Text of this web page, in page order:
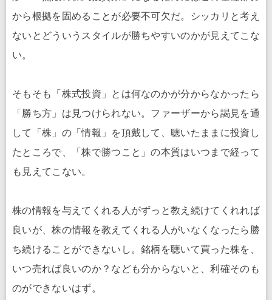
から根拠を固めることが必要不可欠だ。シッカリと考え
ないとどういうスタイルが勝ちやすいのかが見えてこな
い。
そもそも「株式投資」とは何なのかが分からなかったら
「勝ち方」は見つけられない。ファーザーから謁見を通
して「株」の「情報」を頂戴して、聴いたままに投資し
たところで、「株で勝つこと」の本質はいつまで経って
も見えてこない。
株の情報を与えてくれる人がずっと教え続けてくれれば
良いが、株の情報を教えてくれる人がいなくなったら勝
ち続けることができないし。銘柄を聴いて買った株を、
いつ売れば良いのか？なども分からないと、利確そのも
のができないはず。